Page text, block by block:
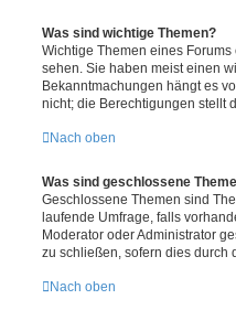
Was sind wichtige Themen?
Wichtige Themen eines
sehen. Sie haben meist einen
Bekanntmachungen hängt es
nicht; die Berechtigungen stellt
Nach oben
Was sind geschlossene
Geschlossene Themen sind
laufende Umfrage, falls
Moderator oder Administrator
zu schließen, sofern dies durch
Nach oben